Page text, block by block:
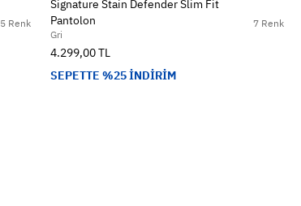
5 Renk 7 Renk
Signature Stain Defender Slim Fit
Pantolon
Gri
4.299,00 TL
SEPETTE %25 İNDİRİM